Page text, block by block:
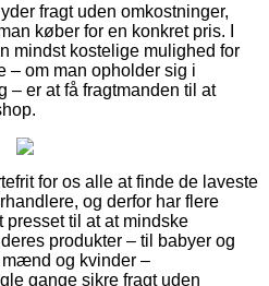
fragt uden omkostninger,
køber for en konkret pris. I
mindst kostelige mulighed for
– om man opholder sig i
– er at få fragtmanden til at
for os alle at finde de laveste
og derfor har flere
til at at mindske
produkter – til babyer og
og kvinder –
gange sikre fragt uden